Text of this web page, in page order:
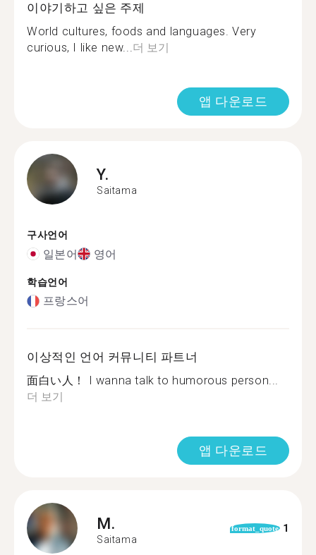
이야기하고 싶은 주제
World cultures, foods and languages. Very
curious, I like new...더 보기
앱 다운로드
Y.
Saitama
구사언어
일본어 영어
학습언어
프랑스어
이상적인 언어 커뮤니티 파트너
面白い人！ I wanna talk to humorous person...
더 보기
앱 다운로드
M.
Saitama
format_quote 1